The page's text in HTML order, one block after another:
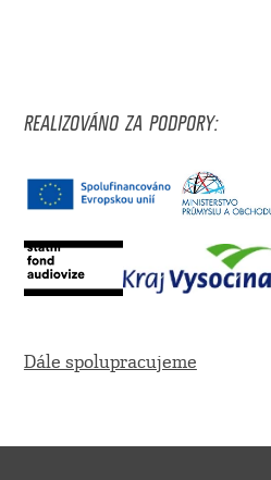
REALIZOVÁNO ZA PODPORY:
Dále spolupracujeme